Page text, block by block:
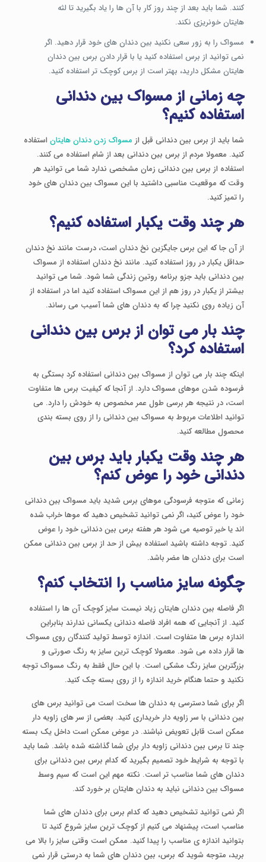
کنند. شما باید بعد از چند روز کار با آن ها را یاد بگیرید تا لثه
هایتان خونریزی نکند.
مسواک را به زور سعی نکنید بین دندان های خود قرار دهید. اگر
نمی توانید از برس استفاده کنید یا با قرار دادن برس بین دندان
هایتان مشکل دارید، بهتر است از برس کوچک تر استفاده کنید.
چه زمانی از مسواک بین دندانی
استفاده کنیم؟
شما باید از برس بین دندانی قبل از مسواک زدن دندان هایتاناستفاده
کنید. معمولا مردم از برس بین دندانی بعد از شام استفاده می کنند.
استفاده از برس بین دندانی زمان مشخصی ندارد شما می توانید هر
وقت که موقعیت مناسبی داشتید با این مسواک بین دندان های خود
را تمیز کنید.
هر چند وقت یکبار استفاده کنیم؟
از آن جا که این برس جایگزین نخ دندان است، درست مانند نخ دندان
حداقل یکبار در روز استفاده کنید. مانند نخ دندان استفاده از مسواک
بین دندانی باید جزو برنامه روتین زندگی شما شود. شما می توانید
بیشتر از یکبار در روز هم از این مسواک استفاده کنید اما در استفاده از
آن زیاده روی نکنید چرا که به دندان های شما آسیب می رساند.
چند بار می توان از برس بین دندانی
استفاده کرد؟
اینکه چند بار می توان از مسواک بین دندانی استفاده کرد بستگی به
فرسوده شدن موهای مسواک دارد. از آنجا که کیفیت برس ها متفاوت
است، در نتیجه هر برسی طول عمر مخصوص به خودش را دارد. می
توانید اطلاعات مربوط به مسواک بین دندانی را از روی بسته بندی
محصول مطالعه کنید.
هر چند وقت یکبار باید برس بین
دندانی خود را عوض کنم؟
زمانی که متوجه فرسودگی موهای برس شدید باید مسواک بین دندانی
خود را عوض کنید، اگر نمی توانید تشخیص دهید که موها خراب شده
اند یا خیر توصیه می شود هر هفته برس بین دندانی خود را عوض
کنید. توجه داشته باشید استفاده بیش از حد از برس بین دندانی ممکن
است برای دندان ها مضر باشد.
چگونه سایز مناسب را انتخاب کنم؟
اگر فاصله بین دندان هایتان زیاد نیست سایز کوچک آن ها را استفاده
کنید. از آنجایی که همه افراد فاصله دندانی یکسانی ندارند بنابراین
اندازه برس ها متفاوت است. اندازه توسط تولید کنندگان روی مسواک
ها قرار داده می شود. معمولا کوچک ترین سایز به رنگ صورتی و
بزرگترین سایز رنگ مشکی است. با این حال فقط به رنگ مسواک توجه
نکنید و حتما هنگام خرید اندازه را از روی بسته چک کنید.
اگر برای شما دسترسی به دندان ها سخت است می توانید برس های
بین دندانی با سر زاویه دار خریداری کنید. بعضی از سر های زاویه دار
ممکن است قابل تعویض نباشند. در عوض ممکن است داخل یک بسته
چند تا برس بین دندانی زاویه دار برای شما گذاشته شده باشد. شما باید
با توجه به شرایط خود تصمیم بگیرید که کدام برس بین دندانی برای
دندان های شما مناسب تر است. نکته مهم این است که سیم وسط
مسواک بین دندانی نباید به دندان هایتان بر خورد کند.
اگر نمی توانید تشخیص دهید که کدام برس برای دندان های شما
مناسب است، پیشنهاد می کنیم از کوچک ترین سایز شروع کنید تا
بتوانید اندازه ی مناسب را پیدا کنید. ممکن است وقتی سایز را بالا می
برید، متوجه شوید که برس، بین دندان های شما به درستی قرار نمی